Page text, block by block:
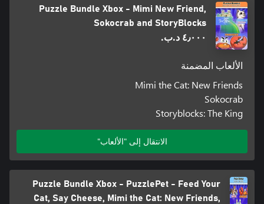
Puzzle Bundle Xbox - Mimi New Friend,
Sokocrab and StoryBlocks
٤٫٠٠٠ د.ب.‏
الألعاب المضمنة
Mimi the Cat: New Friends
Sokocrab
Storyblocks: The King
الانتقال إلى "الألعاب"
Puzzle Bundle Xbox - PuzzlePet - Feed Your
Cat, Say Cheese, Mimi the Cat: New Friends,